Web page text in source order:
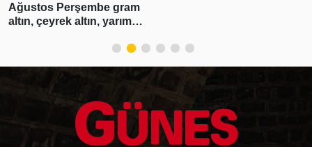
Ağustos Perşembe gram
altın, çeyrek altın, yarım